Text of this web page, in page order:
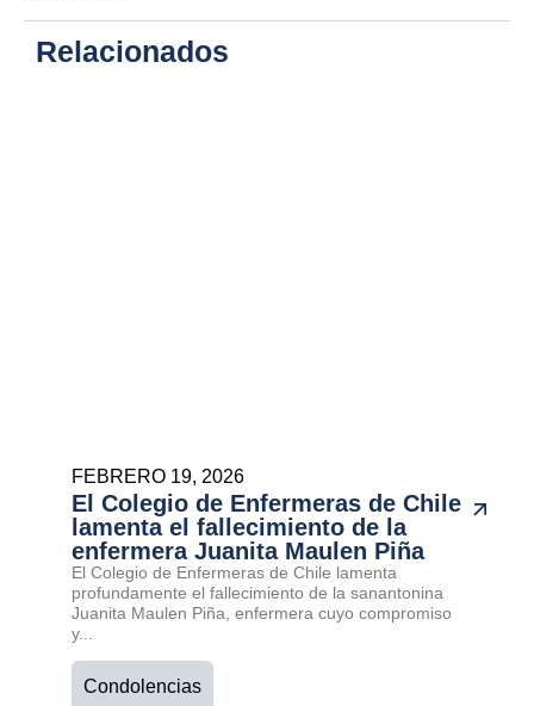
Relacionados
FEBRERO 19, 2026
El Colegio de Enfermeras de Chile
lamenta el fallecimiento de la
enfermera Juanita Maulen Piña
El Colegio de Enfermeras de Chile lamenta
profundamente el fallecimiento de la sanantonina
Juanita Maulen Piña, enfermera cuyo compromiso
y...
Condolencias